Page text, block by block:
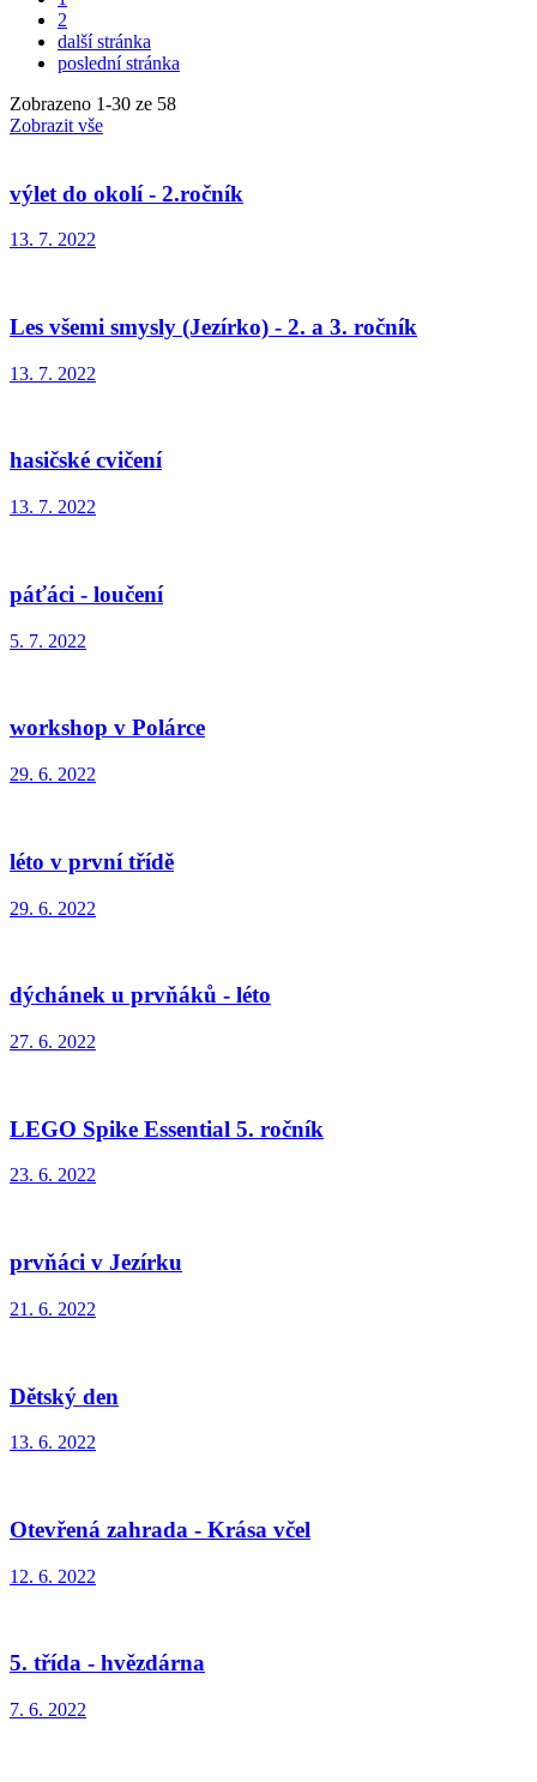
2
další stránka
poslední stránka
Zobrazeno 1-30 ze 58
Zobrazit vše
výlet do okolí - 2.ročník
13. 7. 2022
Les všemi smysly (Jezírko) - 2. a 3. ročník
13. 7. 2022
hasičské cvičení
13. 7. 2022
páťáci - loučení
5. 7. 2022
workshop v Polárce
29. 6. 2022
léto v první třídě
29. 6. 2022
dýchánek u prvňáků - léto
27. 6. 2022
LEGO Spike Essential 5. ročník
23. 6. 2022
prvňáci v Jezírku
21. 6. 2022
Dětský den
13. 6. 2022
Otevřená zahrada - Krása včel
12. 6. 2022
5. třída - hvězdárna
7. 6. 2022